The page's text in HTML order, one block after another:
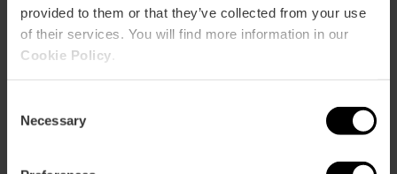
provided to them or that they’ve collected from your use
of their services. You will find more information in our
Cookie Policy
Selection
Necessary
Bus
7,27,28,81